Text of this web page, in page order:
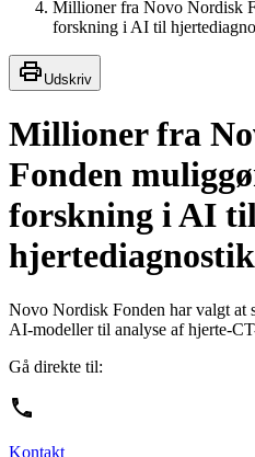
Millioner fra Novo Nordisk
forskning i AI til
Udskriv
Millioner fra
Fonden
forskning i AI til
hjertediagnostik
Novo Nordisk Fonden har valgt at
AI-modeller til analyse af hjerte-
Gå direkte til:
Kontakt